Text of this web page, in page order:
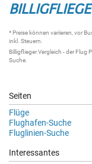
* Preise können variieren, vor
inkl. Steuern.
Billigflieger Vergleich - derFlug
Suche
Seiten
Flüge
Flughafen-Suche
Fluglinien-Suche
Interessantes